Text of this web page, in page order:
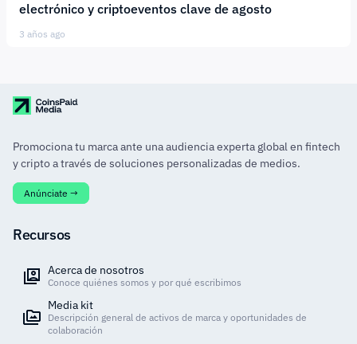
electrónico y criptoeventos clave de agosto
3 años ago
Promociona tu marca ante una audiencia experta global en fintech
y cripto a través de soluciones personalizadas de medios.
Anúnciate →
Recursos
Acerca de nosotros
Conoce quiénes somos y por qué escribimos
Media kit
Descripción general de activos de marca y oportunidades de
colaboración